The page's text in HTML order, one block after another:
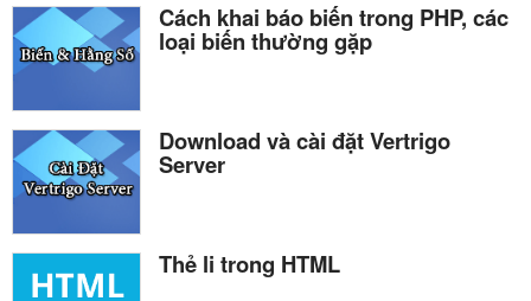
Cách khai báo biến trong PHP, các
loại biến thường gặp
Download và cài đặt Vertrigo
Server
Thẻ li trong HTML